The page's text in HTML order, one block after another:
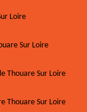
Loire
Sur Loire
Thouare Sur Loire
Thouare Sur Loire